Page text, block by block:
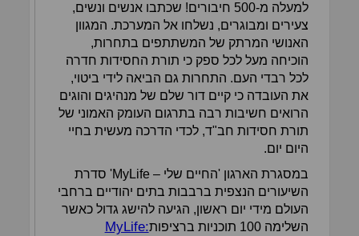
למעלה מ-500 חיבורים! שכתבו אנשים ונשים,
צעירים ומבוגרים, נשלחו אל המערכת. המגוון
האנושי המרתק של המשתתפים בתחרות,
הוכיחה מעל לכל ספק כי תורת החסידות חדרה
לכל רבדי העם. התחרות גם הביאה לידי ביטוי,
את העובדה כי קיים דור שלם של מנהיגים והוגים
הרואים חשיבות רבה בתרגום העומק האמוני של
תורת חסידות חב"ד, לכדי הדרכה מעשית בחיי
היום יום.
במסגרת הארגון 'החיים שלי – MyLife' סדרת
השיעורים הנצפית ברבבות בתים יהודיים ברחבי
העולם מידי יום ראשון, הגיעה להישג גדול כאשר
השלימה 100 תוכניות ברציפות
MyLife: